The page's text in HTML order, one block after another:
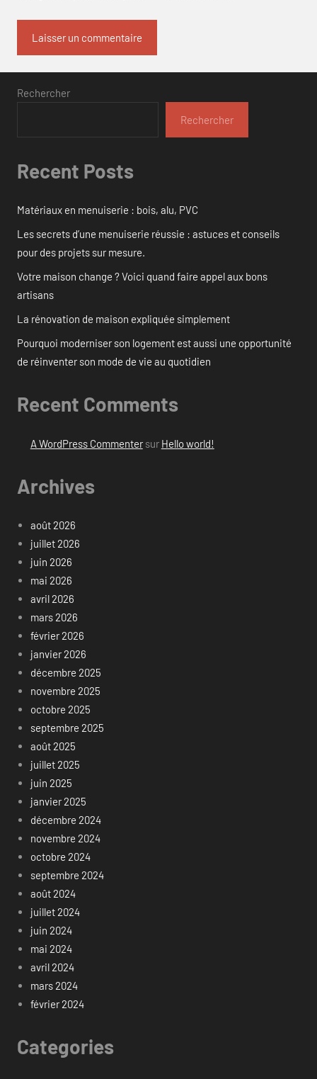
Rechercher
Rechercher
Recent Posts
Matériaux en menuiserie : bois, alu, PVC
Les secrets d’une menuiserie réussie : astuces et conseils
pour des projets sur mesure.
Votre maison change ? Voici quand faire appel aux bons
artisans
La rénovation de maison expliquée simplement
Pourquoi moderniser son logement est aussi une opportunité
de réinventer son mode de vie au quotidien
Recent Comments
A WordPress Commentersur Hello world!
Archives
août 2026
juillet 2026
juin 2026
mai 2026
avril 2026
mars 2026
février 2026
janvier 2026
décembre 2025
novembre 2025
octobre 2025
septembre 2025
août 2025
juillet 2025
juin 2025
janvier 2025
décembre 2024
novembre 2024
octobre 2024
septembre 2024
août 2024
juillet 2024
juin 2024
mai 2024
avril 2024
mars 2024
février 2024
Categories